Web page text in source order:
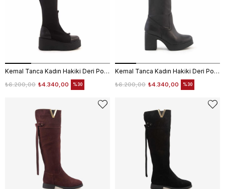
Kemal Tanca Kadın Hakiki Deri Poli Taban Siyah Günlük Çizme
₺4.340,00
₺6.200,00 %30
Kemal Tanca Kadın Hakiki Deri Poli Taban Siyah Günlük Çizme
₺4.340,00
₺6.200,00 %30